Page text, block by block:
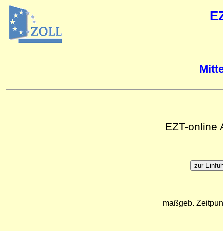
EZT-online
maßgeb.